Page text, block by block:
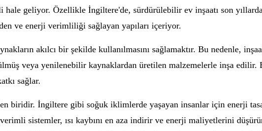
hale geliyor. Özellikle İngiltere'de, sürdürülebilir ev inşaatı son
ve enerji verimliliği sağlayan yapıları içeriyor.
akılcı bir şekilde kullanılmasını sağlamaktır. Bu nedenle,
veya yenilenebilir kaynaklardan üretilen malzemelerle inşa edilir.
sağlar.
biridir. İngiltere gibi soğuk iklimlerde yaşayan insanlar için enerji
sistemler, ısı kaybını en aza indirir ve enerji maliyetlerini